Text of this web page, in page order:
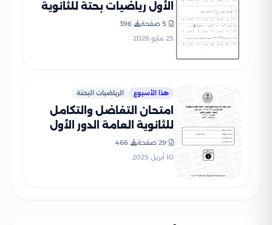
الأول رياضيات بحتة للثانوية
العامة 2026 من نماذج الوزارة
5 صفحة
396
25 مايو 2026
هذا الأسبوع الرياضيات البحتة
امتحان التفاضل والتكامل
للثانوية العامة الدور الأول
الرسمية
29 صفحة
466
10 أبريل 2025